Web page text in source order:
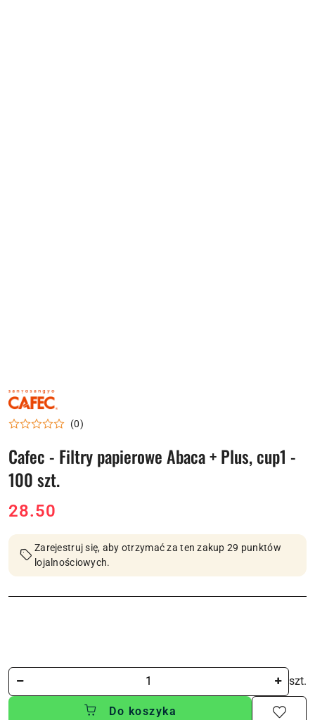
NAZWA
PRODUCENTA:
(0)
Cafec - Filtry papierowe Abaca + Plus, cup1 -
100 szt.
cena:
28.50
Zarejestruj się, aby otrzymać za ten zakup 29 punktów
lojalnościowych.
szt.
Do koszyka